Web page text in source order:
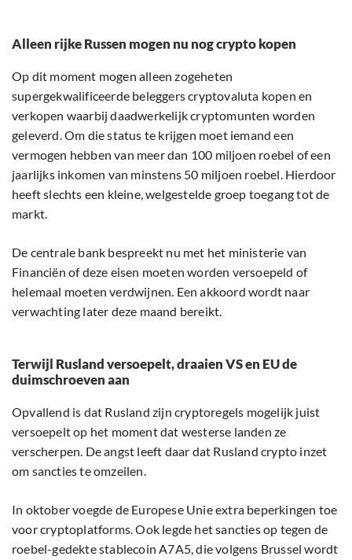
Alleen rijke Russen mogen nu nog crypto kopen
Op dit moment mogen alleen zogeheten
supergekwalificeerde beleggers cryptovaluta kopen en
verkopen waarbij daadwerkelijk cryptomunten worden
geleverd. Om die status te krijgen moet iemand een
vermogen hebben van meer dan 100 miljoen roebel of een
jaarlijks inkomen van minstens 50 miljoen roebel. Hierdoor
heeft slechts een kleine, welgestelde groep toegang tot de
markt.
De centrale bank bespreekt nu met het ministerie van
Financiën of deze eisen moeten worden versoepeld of
helemaal moeten verdwijnen. Een akkoord wordt naar
verwachting later deze maand bereikt.
Terwijl Rusland versoepelt, draaien VS en EU de
duimschroeven aan
Opvallend is dat Rusland zijn cryptoregels mogelijk juist
versoepelt op het moment dat westerse landen ze
verscherpen. De angst leeft daar dat Rusland crypto inzet
om sancties te omzeilen.
In oktober voegde de Europese Unie extra beperkingen toe
voor cryptoplatforms. Ook legde het sancties op tegen de
roebel-gedekte stablecoin A7A5, die volgens Brussel wordt